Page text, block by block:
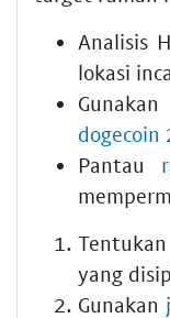
Analisis
lokasi
dogecoin
Pantau
yang
Gunakan